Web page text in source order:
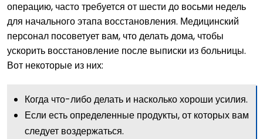
операцию, часто требуется от шести до восьми недель
для начального этапа восстановления. Медицинский
персонал посоветует вам, что делать дома, чтобы
ускорить восстановление после выписки из больницы.
Вот некоторые из них:
Когда что-либо делать и насколько хороши усилия.
Если есть определенные продукты, от которых вам
следует воздержаться.